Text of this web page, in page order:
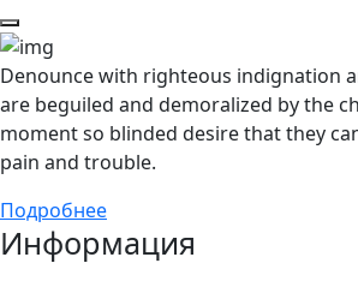
Denounce with righteous indignation
are beguiled and demoralized by the
moment so blinded desire that they
pain and trouble.
Подробнее
Информация